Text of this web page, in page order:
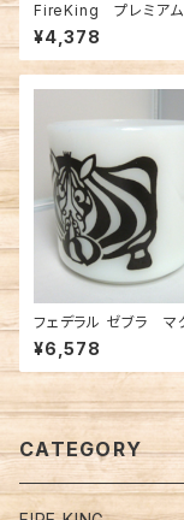
FireKing プレミアム
チューリップ C&S（
6）
¥4,378
フェデラル ゼブラ マ
506）
¥6,578
CATEGORY